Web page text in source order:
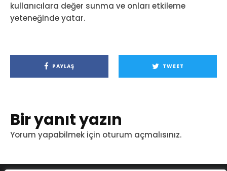
kullanıcılara değer sunma ve onları etkileme
yeteneğinde yatar.
PAYLAŞ TWEET
Bir yanıt yazın
Yorum yapabilmek için oturum açmalısınız.